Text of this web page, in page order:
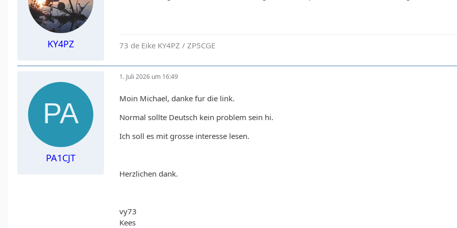
KY4PZ 73 de Eike KY4PZ / ZP5CGE
PA1CJT
1. Juli 2026 um 16:49
Moin Michael, danke fur die link.
Normal sollte Deutsch kein problem sein hi.
Ich soll es mit grosse interesse lesen.
Herzlichen dank.
vy73
Kees